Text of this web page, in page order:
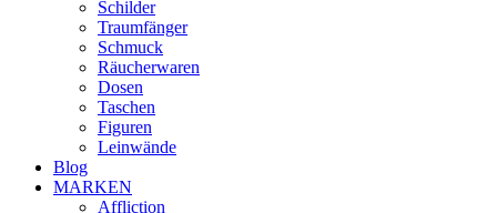
Schilder
Traumfänger
Schmuck
Räucherwaren
Dosen
Taschen
Figuren
Leinwände
Blog
MARKEN
Affliction